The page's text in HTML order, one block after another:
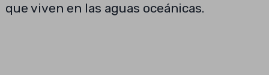
que viven en las aguas oceánicas.